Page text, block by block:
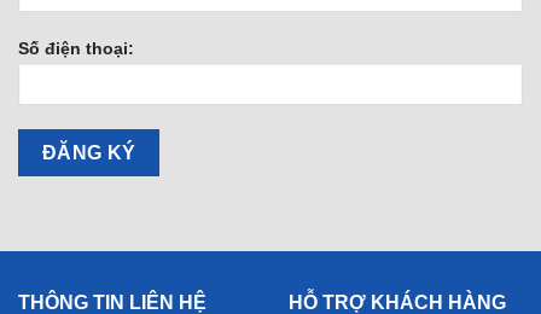
Số điện thoại:
THÔNG TIN LIÊN HỆ HỖ TRỢ KHÁCH HÀNG